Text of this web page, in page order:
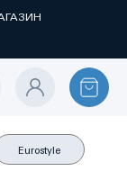
Eurostyle